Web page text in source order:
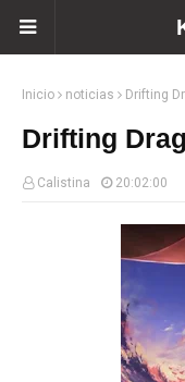
Inicio noticias Drifting
Drifting
Calistina 20:02:00